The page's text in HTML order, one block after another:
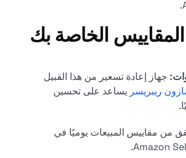
المقاييس الخاصة بك
جهاز إعادة تسعير من هذا القبيل
ريبريسر يساعد على تحسين
من مقاييس المبيعات يوميًا في
Amazon